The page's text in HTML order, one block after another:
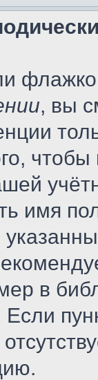
, вы
чтобы
имя
в
Если